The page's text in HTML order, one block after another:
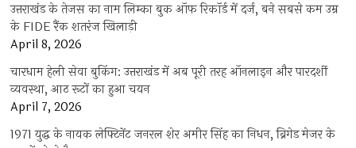
उत्तराखंड के तेजस का नाम लिम्का बुक ऑफ रिकॉर्ड में दर्ज, बने सबसे कम उम्र
के FIDE रैंक शतरंज खिलाड़ी
April 8, 2026
चारधाम हेली सेवा बुकिंग: उत्तराखंड में अब पूरी तरह ऑनलाइन और पारदर्शी
व्यवस्था, आठ रूटों का हुआ चयन
April 7, 2026
1971 युद्ध के नायक लेफ्टिनेंट जनरल शेर अमीर सिंह का निधन, ब्रिगेड मेजर के